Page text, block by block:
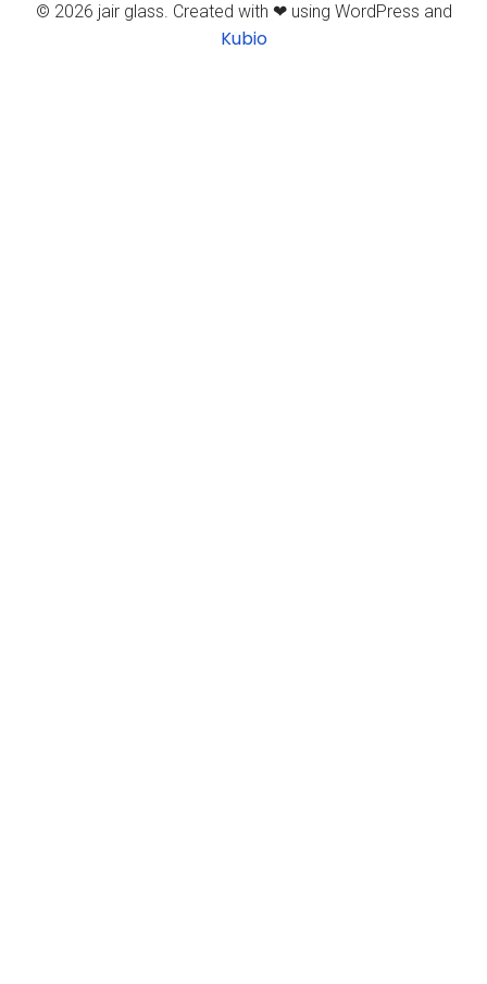
© 2026 jair glass. Created with ❤ using WordPress and
Kubio